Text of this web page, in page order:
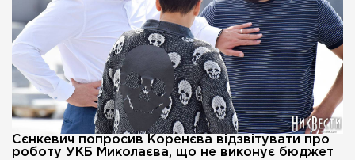
Сєнкевич попросив Коренєва відзвітувати про
роботу УКБ Миколаєва, що не виконує бюджет